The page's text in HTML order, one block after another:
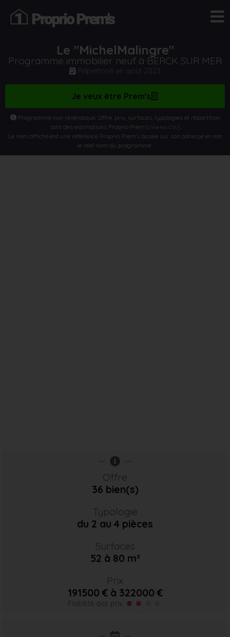
Le "MichelMalingre"
Programme immobilier neuf à BERCK SUR MER
Répertorié en août 2023
Je veux être Prem's
Programme non revendiqué. Offre, prix, surfaces, typologies et répartition
sont des estimations Proprio Prem’s(Voir nos CGU)
Le nom affiché est une référence Proprio Prem’s basée sur son adresse et non
le réel nom du programme.
Offre
36 bien(s)
Typologie
du 2 au 4 pièces
Surfaces
52 à 80 m²
Prix
191500 € à 322000 €
Fiabilité des prix